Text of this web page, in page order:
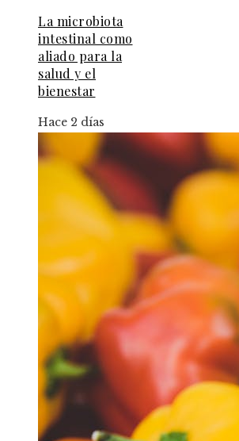
La microbiota
intestinal como
aliado para la
salud y el
bienestar
Hace 2 días